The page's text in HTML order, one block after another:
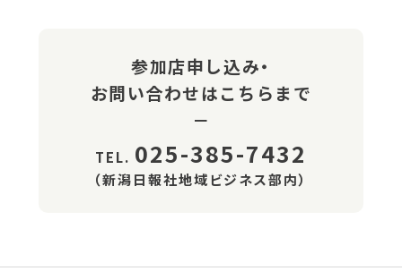
参加店申し込み・
お問い合わせはこちらまで
TEL. 025-385-7432
（新潟日報社地域ビジネス部内）